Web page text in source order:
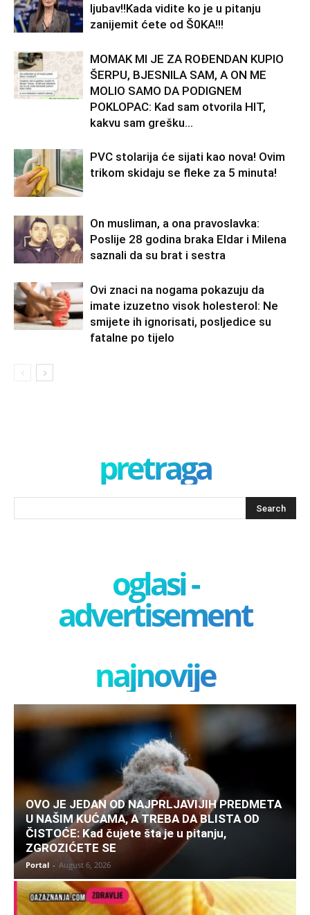
ljubav!!Kada vidite ko je u pitanju
zanijemit ćete od Š0KA!!!
MOMAK MI JE ZA ROĐENDAN KUPIO
ŠERPU, BJESNILA SAM, A ON ME
MOLIO SAMO DA PODIGNEM
POKLOPAC: Kad sam otvorila HIT,
kakvu sam grešku...
PVC stolarija će sijati kao nova! Ovim
trikom skidaju se fleke za 5 minuta!
On musliman, a ona pravoslavka:
Poslije 28 godina braka Eldar i Milena
saznali da su brat i sestra
Ovi znaci na nogama pokazuju da
imate izuzetno visok holesterol: Ne
smijete ih ignorisati, posljedice su
fatalne po tijelo
pretraga
oglasi -
advertisement
najnovije
OVO JE JEDAN OD NAJPRLJAVIJIH PREDMETA
U NAŠIM KUĆAMA, A TREBA DA BLISTA OD
ČISTOĆE: Kad čujete šta je u pitanju,
ZGROZIĆETE SE
Portal - August 6, 2026